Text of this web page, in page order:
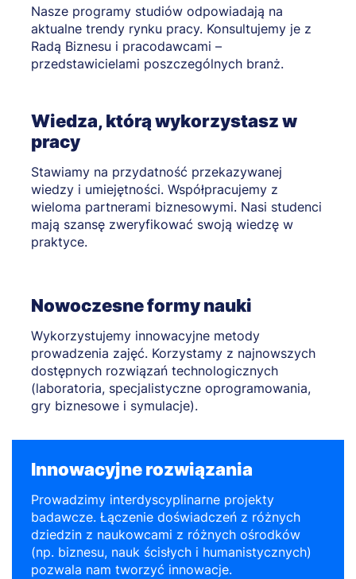
Nasze programy studiów odpowiadają na
aktualne trendy rynku pracy. Konsultujemy je z
Radą Biznesu i pracodawcami –
przedstawicielami poszczególnych branż.
Wiedza, którą wykorzystasz w
pracy
Stawiamy na przydatność przekazywanej
wiedzy i umiejętności. Współpracujemy z
wieloma partnerami biznesowymi. Nasi studenci
mają szansę zweryfikować swoją wiedzę w
praktyce.
Nowoczesne formy nauki
Wykorzystujemy innowacyjne metody
prowadzenia zajęć. Korzystamy z najnowszych
dostępnych rozwiązań technologicznych
(laboratoria, specjalistyczne oprogramowania,
gry biznesowe i symulacje).
Innowacyjne rozwiązania
Prowadzimy interdyscyplinarne projekty
badawcze. Łączenie doświadczeń z różnych
dziedzin z naukowcami z różnych ośrodków
(np. biznesu, nauk ścisłych i humanistycznych)
pozwala nam tworzyć innowacje.